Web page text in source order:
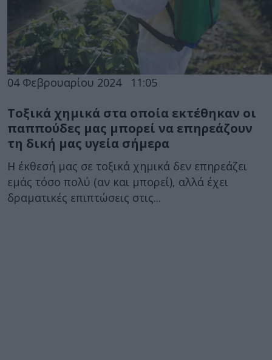
04 Φεβρουαρίου 2024 11:05
Τοξικά χημικά στα οποία εκτέθηκαν οι
παππούδες μας μπορεί να επηρεάζουν
τη δική μας υγεία σήμερα
Η έκθεσή μας σε τοξικά χημικά δεν επηρεάζει
εμάς τόσο πολύ (αν και μπορεί), αλλά έχει
δραματικές επιπτώσεις στις...